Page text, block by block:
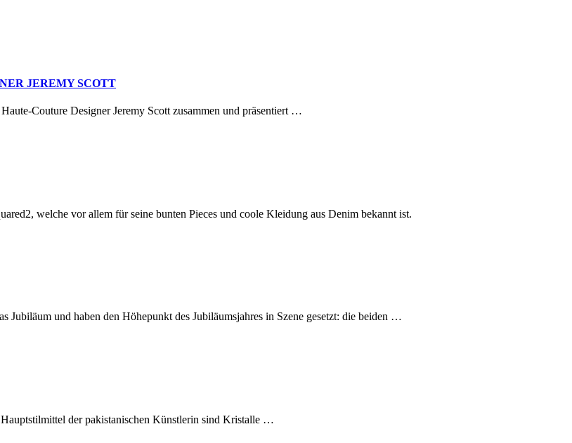
JEREMY SCOTT
Couture Designer Jeremy Scott zusammen und präsentiert …
welche vor allem für seine bunten Pieces und coole Kleidung aus Denim bekannt ist.
und haben den Höhepunkt des Jubiläumsjahres in Szene gesetzt: die beiden …
der pakistanischen Künstlerin sind Kristalle …